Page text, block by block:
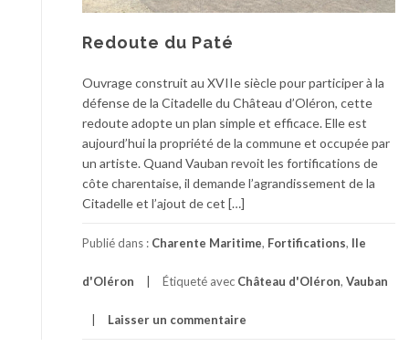
Redoute du Paté
Ouvrage construit au XVIIe siècle pour participer à la
défense de la Citadelle du Château d’Oléron, cette
redoute adopte un plan simple et efficace. Elle est
aujourd’hui la propriété de la commune et occupée par
un artiste. Quand Vauban revoit les fortifications de
côte charentaise, il demande l’agrandissement de la
Citadelle et l’ajout de cet […]
Publié dans : Charente Maritime, Fortifications, Ile
d'Oléron Étiqueté avec Château d'Oléron, Vauban
Laisser un commentaire